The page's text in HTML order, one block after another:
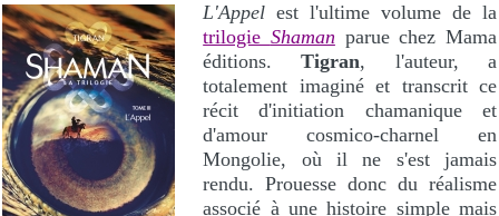
L'Appel est l'ultime volume de la
trilogie Shaman parue chez Mama
éditions.Tigran, l'auteur, a
totalement imaginé et transcrit ce
récit d'initiation chamanique et
d'amour cosmico-charnel en
Mongolie, où il ne s'est jamais
rendu. Prouesse donc du réalisme
associé à une histoire simple mais